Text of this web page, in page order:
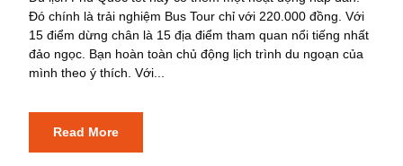
Đó chính là trải nghiệm Bus Tour chỉ với 220.000 đồng. Với
15 điểm dừng chân là 15 địa điểm tham quan nổi tiếng nhất
đảo ngọc. Bạn hoàn toàn chủ động lịch trình du ngoạn của
mình theo ý thích. Với...
Read More